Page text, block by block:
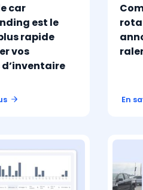
car
est le
rapide
vos
En